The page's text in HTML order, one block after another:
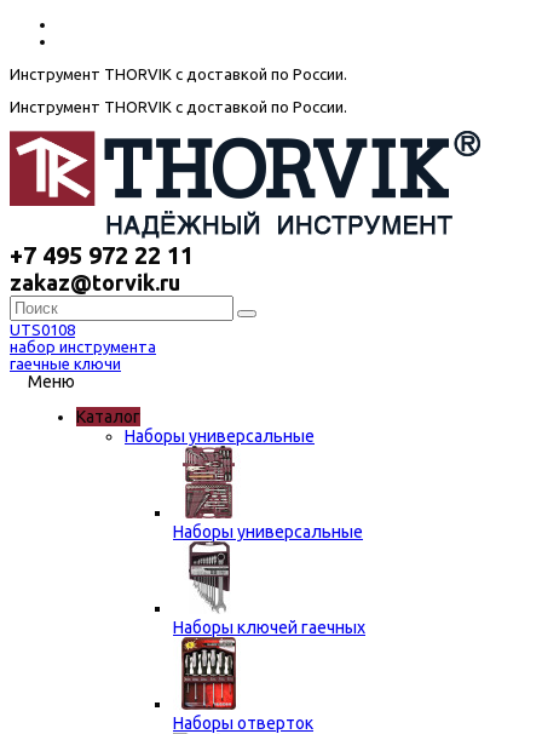
Инструмент THORVIK с доставкой по России.
Инструмент THORVIK с доставкой по России.
+7 495 972 22 11
zakaz@torvik.ru
UTS0108
набор инструмента
гаечные ключи
Меню
Каталог
Наборы универсальные
Наборы универсальные
Наборы ключей гаечных
Наборы отверток